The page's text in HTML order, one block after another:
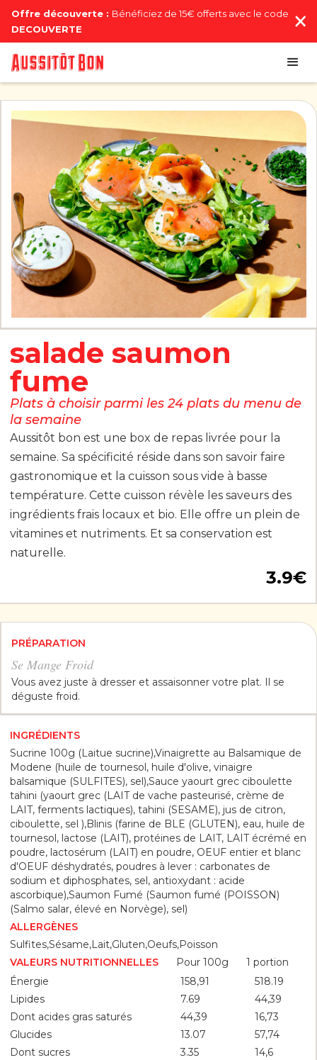
Offre découverte : Bénéficiez de 15€ offerts avec le code
DECOUVERTE
salade saumon
fume
Plats à choisir parmi les 24 plats du menu de
la semaine
Aussitôt bon est une box de repas livrée pour la
semaine. Sa spécificité réside dans son savoir faire
gastronomique et la cuisson sous vide à basse
température. Cette cuisson révèle les saveurs des
ingrédients frais locaux et bio. Elle offre un plein de
vitamines et nutriments. Et sa conservation est
naturelle.
3.9€
PRÉPARATION
Se Mange Froid
Vous avez juste à dresser et assaisonner votre plat. Il se
déguste froid.
INGRÉDIENTS
Sucrine 100g (Laitue sucrine),Vinaigrette au Balsamique de
Modene (huile de tournesol, huile d'olive, vinaigre
balsamique (SULFITES), sel),Sauce yaourt grec ciboulette
tahini (yaourt grec (LAIT de vache pasteurisé, crème de
LAIT, ferments lactiques), tahini (SESAME), jus de citron,
ciboulette, sel ),Blinis (farine de BLE (GLUTEN), eau, huile de
tournesol, lactose (LAIT), protéines de LAIT, LAIT écrémé en
poudre, lactosérum (LAIT) en poudre, OEUF entier et blanc
d'OEUF déshydratés, poudres à lever : carbonates de
sodium et diphosphates, sel, antioxydant : acide
ascorbique),Saumon Fumé (Saumon fumé (POISSON)
(Salmo salar, élevé en Norvège), sel)
ALLERGÈNES
Sulfites,Sésame,Lait,Gluten,Oeufs,Poisson
VALEURS NUTRITIONNELLES
Pour 100g
1 portion
Énergie
Lipides
Dont acides gras saturés
Glucides
Dont sucres
158,91
7.69
44,39
13.07
3.35
518.19
44,39
16,73
57,74
14,6